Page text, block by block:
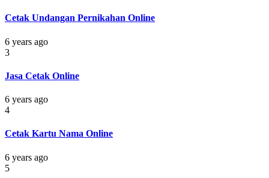
Cetak Undangan Pernikahan Online
6 years ago
3
Jasa Cetak Online
6 years ago
4
Cetak Kartu Nama Online
6 years ago
5